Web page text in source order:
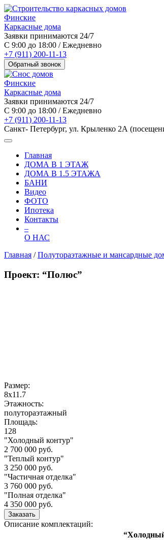
Финские
Каркасные дома
Заявки принимаются 24/7
С 9:00 до 18:00 / Ежедневно
+7 (911) 200-11-13
Обратный звонок
Финские
Каркасные дома
Заявки принимаются 24/7
С 9:00 до 18:00 / Ежедневно
+7 (911) 200-11-13
Санкт- Петербург, ул. Крыленко 2А
Главная
ДОМА В 1 ЭТАЖ
ДОМА В 1.5 ЭТАЖА
БАНИ
Видео
ФОТО
Ипотека
Контакты
–
О НАС
Главная / Полутораэтажные и мансардные
Проект: “Полюс”
Размер:
8х11.7
Этажность:
полутораэтажный
Площадь:
128
"Холодный контур"
2 700 000 руб.
"Теплый контур"
3 250 000 руб.
"Частичная отделка"
3 760 000 руб.
"Полная отделка"
4 350 000 руб.
Заказать
Описание комплектаций: